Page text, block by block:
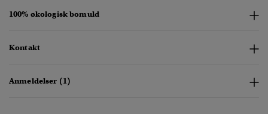
100% økologisk bomuld
Kontakt
Anmeldelser (1)